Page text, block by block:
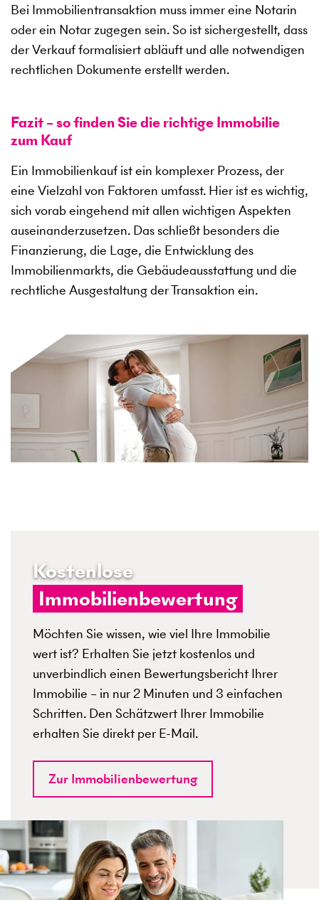
Bei Immobilientransaktion muss immer eine Notarin
oder ein Notar zugegen sein. So ist sichergestellt, dass
der Verkauf formalisiert abläuft und alle notwendigen
rechtlichen Dokumente erstellt werden.
Fazit – so finden Sie die richtige Immobilie
zum Kauf
Ein Immobilienkauf ist ein komplexer Prozess, der
eine Vielzahl von Faktoren umfasst. Hier ist es wichtig,
sich vorab eingehend mit allen wichtigen Aspekten
auseinanderzusetzen. Das schließt besonders die
Finanzierung, die Lage, die Entwicklung des
Immobilienmarkts, die Gebäudeausstattung und die
rechtliche Ausgestaltung der Transaktion ein.
Kostenlose
Immobilienbewertung
Möchten Sie wissen, wie viel Ihre Immobilie
wert ist? Erhalten Sie jetzt kostenlos und
unverbindlich einen Bewertungsbericht Ihrer
Immobilie – in nur 2 Minuten und 3 einfachen
Schritten. Den Schätzwert Ihrer Immobilie
erhalten Sie direkt per E-Mail.
Zur Immobilienbewertung